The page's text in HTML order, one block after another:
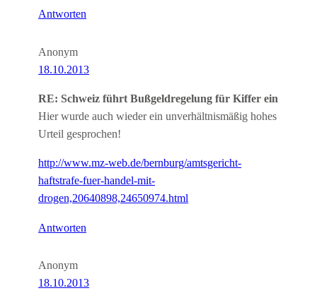
Antworten
Anonym
18.10.2013
RE: Schweiz führt Bußgeldregelung für Kiffer ein
Hier wurde auch wieder ein unverhältnismäßig hohes
Urteil gesprochen!
http://www.mz-web.de/bernburg/amtsgericht-
haftstrafe-fuer-handel-mit-
drogen,20640898,24650974.html
Antworten
Anonym
18.10.2013